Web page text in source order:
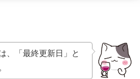
、「最終更新日」と